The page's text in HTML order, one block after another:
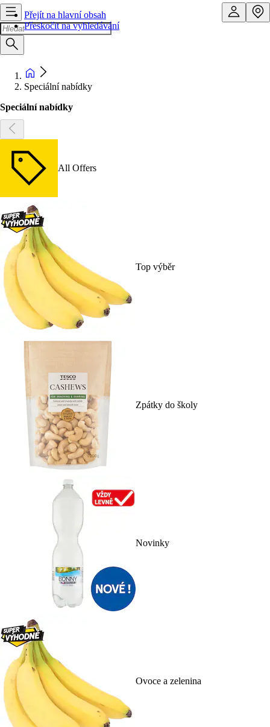
Přejít na hlavní obsah
Přeskočit na vyhledávání
Speciální nabídky
Speciální nabídky
All Offers
Top výběr
Zpátky do školy
Novinky
Ovoce a zelenina